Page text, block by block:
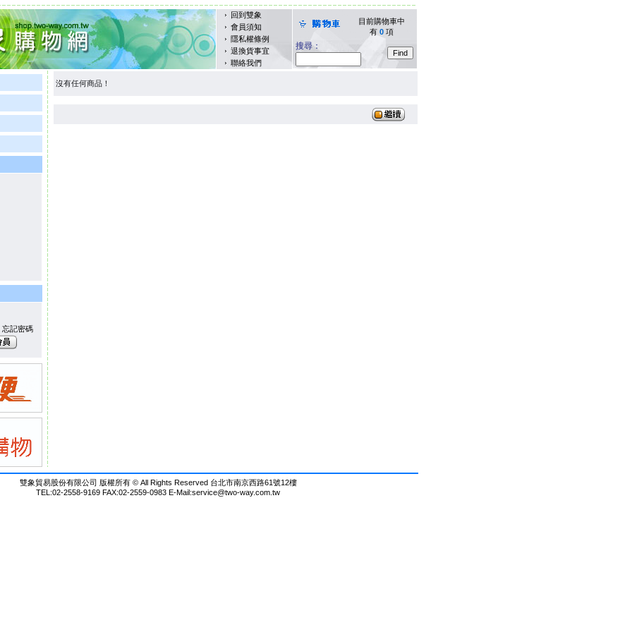
回到雙象
會員須知
隱私權條例
退換貨事宜
聯絡我們
目前購物車中
有 0項
搜尋：
忘記密碼
沒有任何商品！
雙象貿易股份有限公司 版權所有 © All Rights Reserved 台北市南京西路61號12樓
TEL:02-2558-9169 FAX:02-2559-0983 E-Mail:service@two-way.com.tw